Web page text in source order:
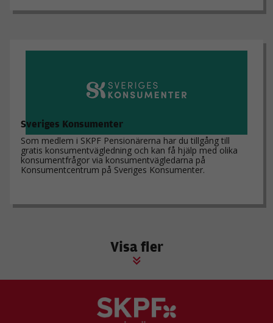
Sveriges Konsumenter
Som medlem i SKPF Pensionärerna har du tillgång till
gratis konsumentvägledning och kan få hjälp med olika
konsumentfrågor via konsumentvägledarna på
Konsumentcentrum på Sveriges Konsumenter.
Visa fler